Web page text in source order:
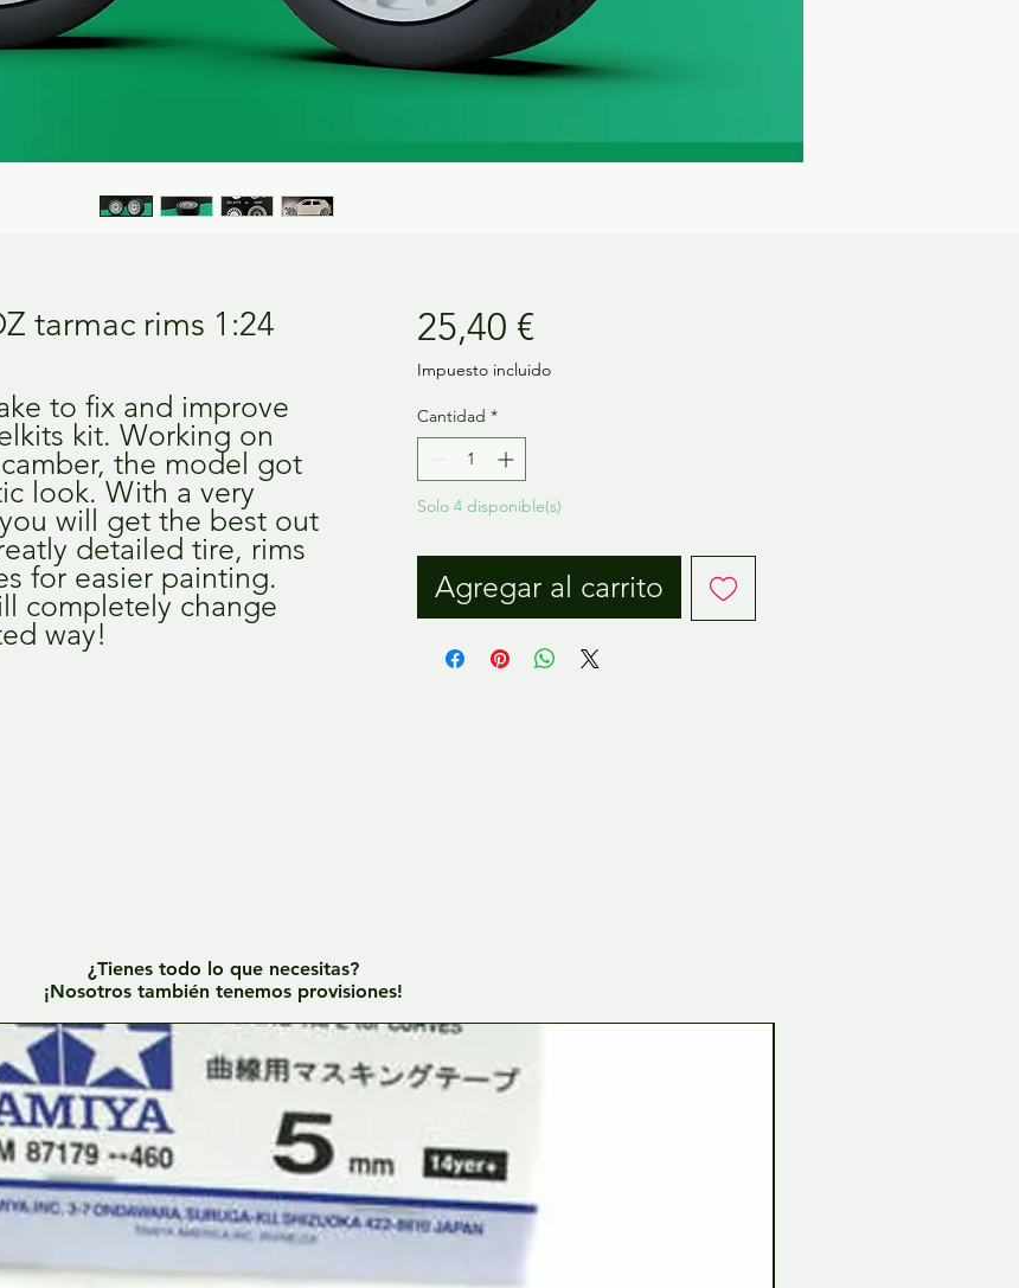
tarmac rims 1:24
to fix and improve
kit. Working on
the model got
look. With a very
will get the best out
detailed tire, rims
for easier painting.
completely change
way!
25,40 €Precio
Impuesto incluido
Cantidad *
Solo 4 disponible(s)
Agregar al carrito
¿Tienes todo lo que necesitas?
¡Nosotros también tenemos provisiones!